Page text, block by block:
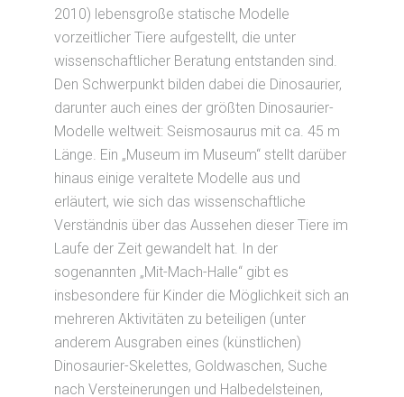
2010) lebensgroße statische Modelle
vorzeitlicher Tiere aufgestellt, die unter
wissenschaftlicher Beratung entstanden sind.
Den Schwerpunkt bilden dabei die Dinosaurier,
darunter auch eines der größten Dinosaurier-
Modelle weltweit: Seismosaurus mit ca. 45 m
Länge. Ein „Museum im Museum“ stellt darüber
hinaus einige veraltete Modelle aus und
erläutert, wie sich das wissenschaftliche
Verständnis über das Aussehen dieser Tiere im
Laufe der Zeit gewandelt hat. In der
sogenannten „Mit-Mach-Halle“ gibt es
insbesondere für Kinder die Möglichkeit sich an
mehreren Aktivitäten zu beteiligen (unter
anderem Ausgraben eines (künstlichen)
Dinosaurier-Skelettes, Goldwaschen, Suche
nach Versteinerungen und Halbedelsteinen,